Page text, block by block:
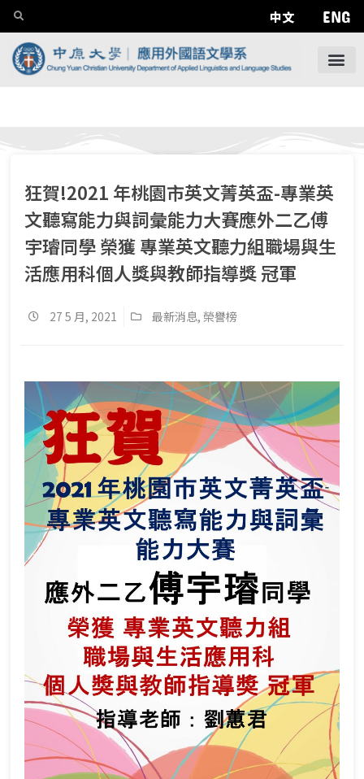
中文 ENG
狂賀!2021 年桃園市英文菁英盃-專業英
文聽寫能力與詞彙能力大賽應外二乙傅
宇璿同學 榮獲 專業英文聽力組職場與生
活應用科個人獎與教師指導獎 冠軍
27 5 月, 2021 最新消息, 榮譽榜